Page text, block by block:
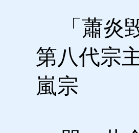
「蕭炎
第八代宗
嵐宗